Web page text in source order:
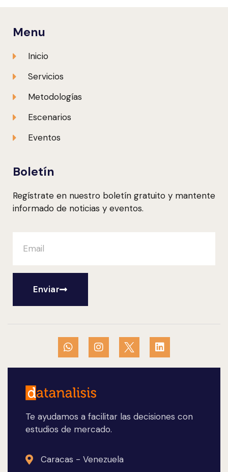
Te ayudamos a facilitar las decisiones con
estudios de mercado.
Caracas - Venezuela
Menu
Inicio
Servicios
Metodologías
Escenarios
Eventos
Boletín
Regístrate en nuestro boletín gratuito y mantente
informado de noticias y eventos.
Enviar